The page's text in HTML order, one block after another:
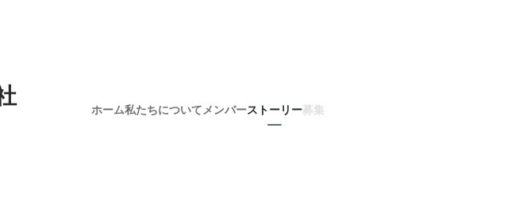
ホーム私たちについて メンバーストーリー募集